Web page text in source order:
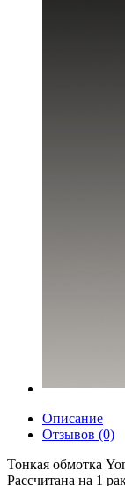
Описание
Отзывов (0)
Тонкая обмотка
Рассчитана на 1